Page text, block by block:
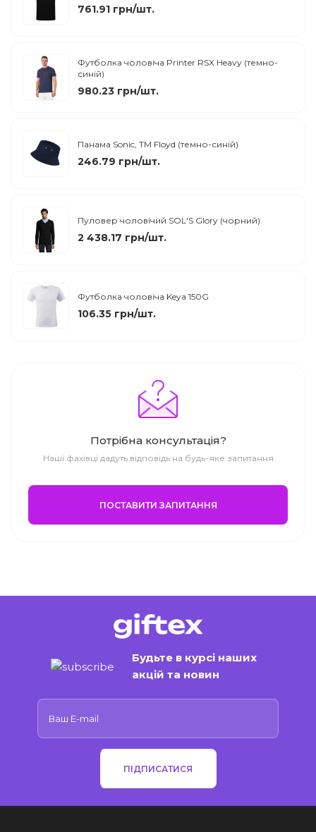
761.91 грн/шт.
Футболка чоловіча Printer RSX Heavy (темно-
синій)
980.23 грн/шт.
Панама Sonic, TM Floyd (темно-синій)
246.79 грн/шт.
Пуловер чоловічий SOL'S Glory (чорний)
2 438.17 грн/шт.
Футболка чоловіча Keya 150G
106.35 грн/шт.
Потрібна консультація?
Наші фахівці дадуть відповідь на будь-яке запитання
ПОСТАВИТИ ЗАПИТАННЯ
Будьте в курсі наших
акцій та новин
ПІДПИСАТИСЯ